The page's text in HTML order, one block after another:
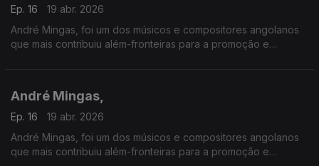
Ep. 16
19 abr. 2026
André Mingas, foi um dos músicos e compositores angolanos
que mais contribuiu além-fronteiras para a promoção e
André Mingas,
Ep. 16
19 abr. 2026
André Mingas, foi um dos músicos e compositores angolanos
que mais contribuiu além-fronteiras para a promoção e